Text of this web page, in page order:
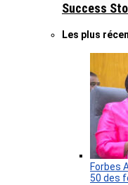
Success
Les plus
Forbes
50 des